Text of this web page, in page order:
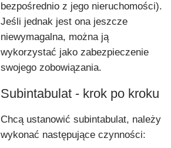
bezpośrednio z jego nieruchomości).
Jeśli jednak jest ona jeszcze
niewymagalna, można ją
wykorzystać jako zabezpieczenie
swojego zobowiązania.
Subintabulat - krok po kroku
Chcą ustanowić subintabulat, należy
wykonać następujące czynności: